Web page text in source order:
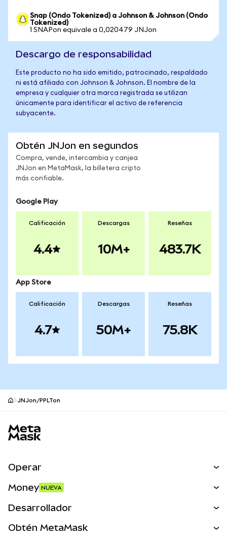
Snap (Ondo Tokenized) a Johnson & Johnson (Ondo
Tokenized)
1 SNAPon equivale a 0,020479 JNJon
Descargo de responsabilidad
Este producto no ha sido emitido, patrocinado, respaldado
ni está afiliado con Johnson & Johnson. El nombre de la
empresa y cualquier otra marca registrada se utilizan
únicamente para identificar el activo de referencia
subyacente.
Obtén JNJon en segundos
Compra, vende, intercambia y canjea
JNJon en MetaMask, la billetera cripto
más confiable.
Google Play
Calificación
4.4
Descargas
10M+
Reseñas
483.7K
App Store
Calificación
4.7
Descargas
50M+
Reseñas
75.8K
JNJon/PPLTon
Operar
Activos del mundo real
Money NUEVA
Desarrollador
Obtén MetaMask